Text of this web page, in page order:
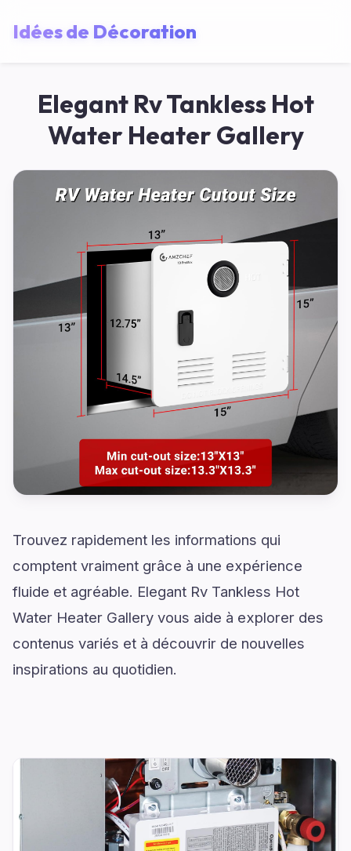
Idées de Décoration
Elegant Rv Tankless Hot
Water Heater Gallery
Trouvez rapidement les informations qui
comptent vraiment grâce à une expérience
fluide et agréable. Elegant Rv Tankless Hot
Water Heater Gallery vous aide à explorer des
contenus variés et à découvrir de nouvelles
inspirations au quotidien.